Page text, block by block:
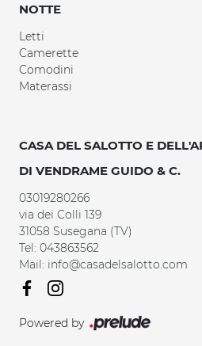
NOTTE
Letti
Camerette
Comodini
Materassi
CASA DEL SALOTTO E
DI VENDRAME GUIDO & C.
03019280266
via dei Colli 139
31058 Susegana (TV)
Tel: 043863562
Mail: info@casadelsalotto.com
Powered by